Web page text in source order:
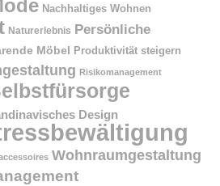
Nachhaltiges Wohnen
Naturerlebnis Persönliche
Möbel Produktivität steigern
Risikomanagement
Design
Wohnraumgestaltung